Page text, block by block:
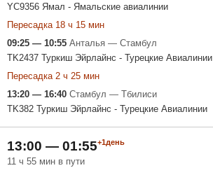
YC9356 Ямал - Ямальские авиалинии
Пересадка 18 ч 15 мин
09:25 — 10:55 Анталья — Стамбул
TK2437 Туркиш Эйрлайнс - Турецкие Авиалинии
Пересадка 2 ч 25 мин
13:20 — 16:40 Стамбул — Тбилиси
TK382 Туркиш Эйрлайнс - Турецкие Авиалинии
13:00 — 01:55+1день
11 ч 55 мин в пути